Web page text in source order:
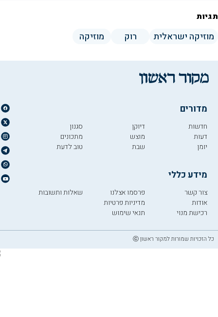
תגיות
מוזיקה ישראלית רוק מוזיקה
מדורים
חדשות
דעות
יומן
דיוקן
מוצש
שבת
סגנון
מתכונים
טוב לדעת
מידע כללי
צור קשר
אודות
רכישת מנוי
פרסמו אצלנו
מדיניות פרטיות
תנאי שימוש
שאלות ותשובות
כל הזכויות שמורות למקור ראשון ⓒ